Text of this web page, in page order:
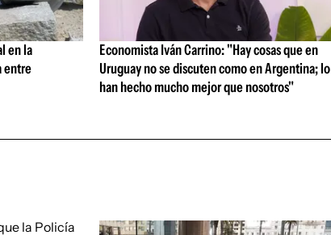
en la
entre
Economista Iván Carrino: "Hay cosas que en
Uruguay no se discuten como en Argentina; lo
han hecho mucho mejor que nosotros"